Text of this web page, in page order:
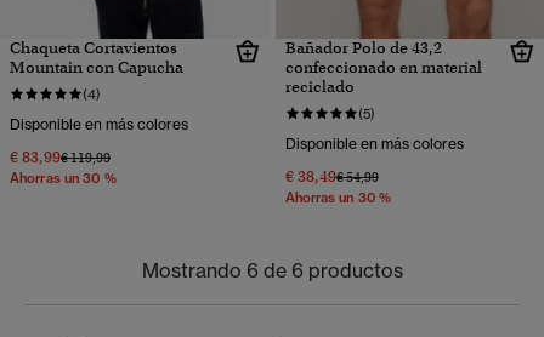
Chaqueta Cortavientos
Mountain con Capucha
(4)
Disponible en más colores
€ 83,99Precio rebajado de
€ 119,99a
Ahorras un 30 %
Bañador Polo de 43,2
confeccionado en material
reciclado
(5)
Disponible en más colores
€ 38,49Precio rebajado de
€ 54,99a
Ahorras un 30 %
Mostrando 6 de 6 productos